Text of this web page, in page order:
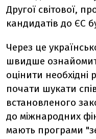
Другої світової,
кандидатів до ЄС
Через це
швидше
оцінити необхідні
почати шукати
встановленого
до міжнародних
мають програми